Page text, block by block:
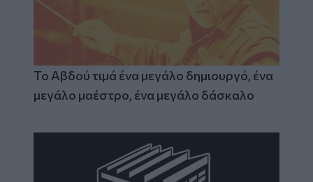
Το Αβδού τιμά ένα μεγάλο δημιουργό, ένα
μεγάλο μαέστρο, ένα μεγάλο δάσκαλο